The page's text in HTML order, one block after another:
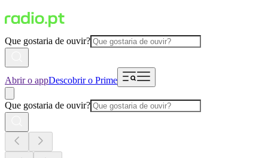
Que gostaria de ouvir?
Abrir o appDescobrir o Prime
Que gostaria de ouvir?